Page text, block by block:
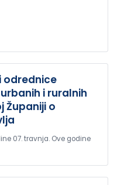
odrednice
i ruralnih
Županiji o
07. travnja. Ove godine